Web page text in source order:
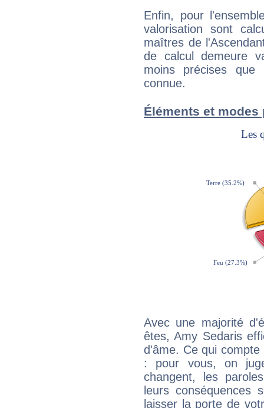
Enfin, pour
valorisation sont
maîtres de
de calcul demeure
moins précises que
connue.
Éléments et modes
Avec une majorité
êtes, Amy Sedaris
d'âme. Ce qui
: pour vous, on
changent, les
leurs conséquences
laisser la porte de